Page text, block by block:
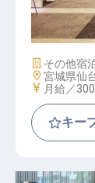
不動産事
施設業態
その他宿
勤務地
宮城県仙
給与
月給／
キー